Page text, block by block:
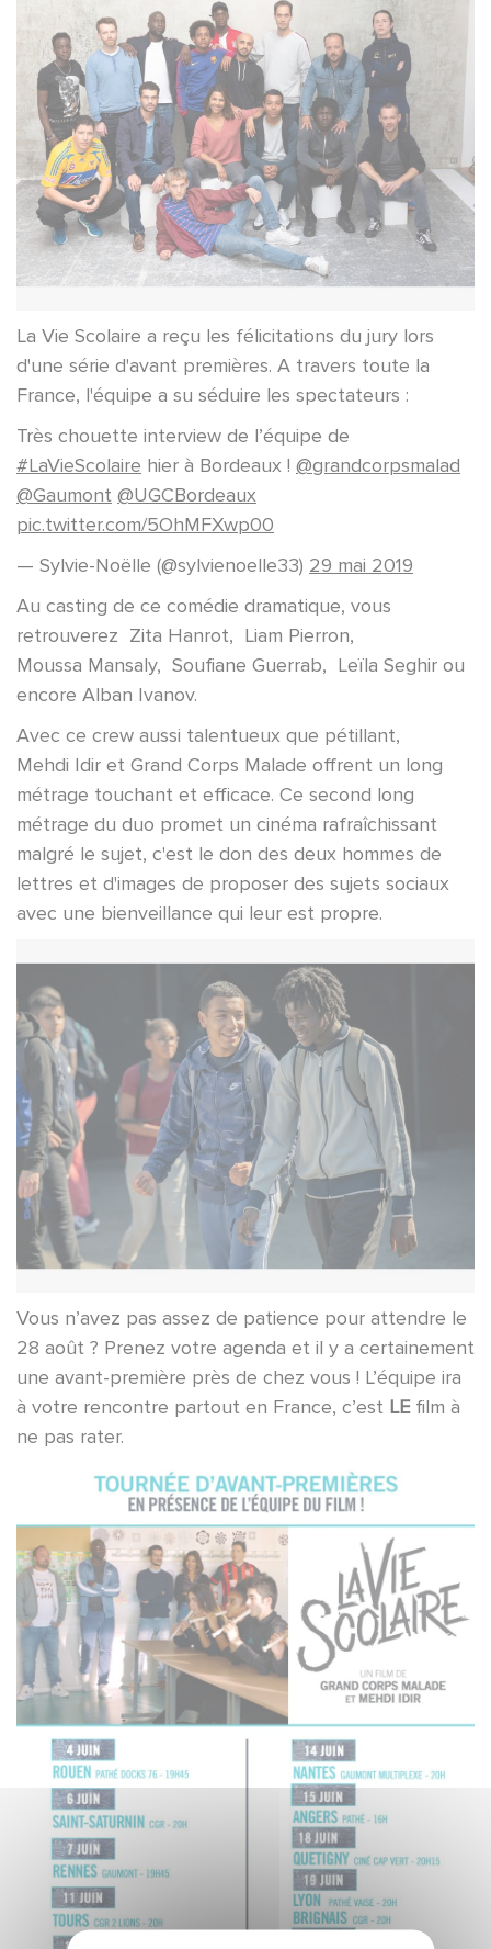
La Vie Scolaire a reçu les félicitations du jury lors
d'une série d'avant premières. A travers toute la
France, l'équipe a su séduire les spectateurs :
Très chouette interview de l’équipe de
#LaVieScolaire hier à Bordeaux ! @grandcorpsmalad
@Gaumont @UGCBordeaux
pic.twitter.com/5OhMFXwp00
— Sylvie-Noëlle (@sylvienoelle33) 29 mai 2019
Au casting de ce comédie dramatique, vous
retrouverez Zita Hanrot, Liam Pierron,
Moussa Mansaly, Soufiane Guerrab, Leïla Seghir ou
encore Alban Ivanov.
Avec ce crew aussi talentueux que pétillant,
Mehdi Idir et Grand Corps Malade offrent un long
métrage touchant et efficace. Ce second long
métrage du duo promet un cinéma rafraîchissant
malgré le sujet, c'est le don des deux hommes de
lettres et d'images de proposer des sujets sociaux
avec une bienveillance qui leur est propre.
Vous n’avez pas assez de patience pour attendre le
28 août ? Prenez votre agenda et il y a certainement
une avant-première près de chez vous ! L’équipe ira
à votre rencontre partout en France, c’est LEfilm à
ne pas rater.